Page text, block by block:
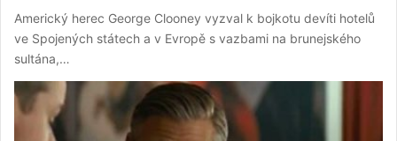
Americký herec George Clooney vyzval k bojkotu devíti hotelů
ve Spojených státech a v Evropě s vazbami na brunejského
sultána,…